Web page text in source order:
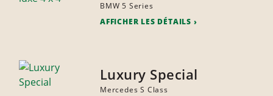
BMW 5 Series
AFFICHER LES DÉTAILS
Luxury Special
Mercedes S Class